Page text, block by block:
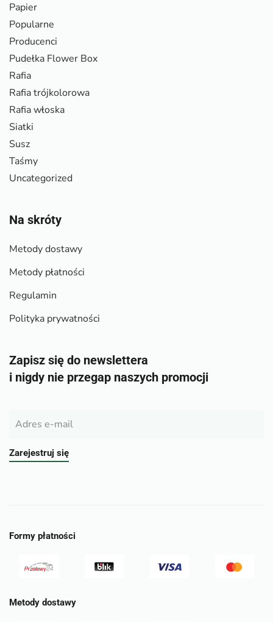
Papier
Popularne
Producenci
Pudełka Flower Box
Rafia
Rafia trójkolorowa
Rafia włoska
Siatki
Susz
Taśmy
Uncategorized
Na skróty
Metody dostawy
Metody płatności
Regulamin
Polityka prywatności
Zapisz się do newslettera
i nigdy nie przegap naszych promocji
Zarejestruj się
Formy płatności
Metody dostawy